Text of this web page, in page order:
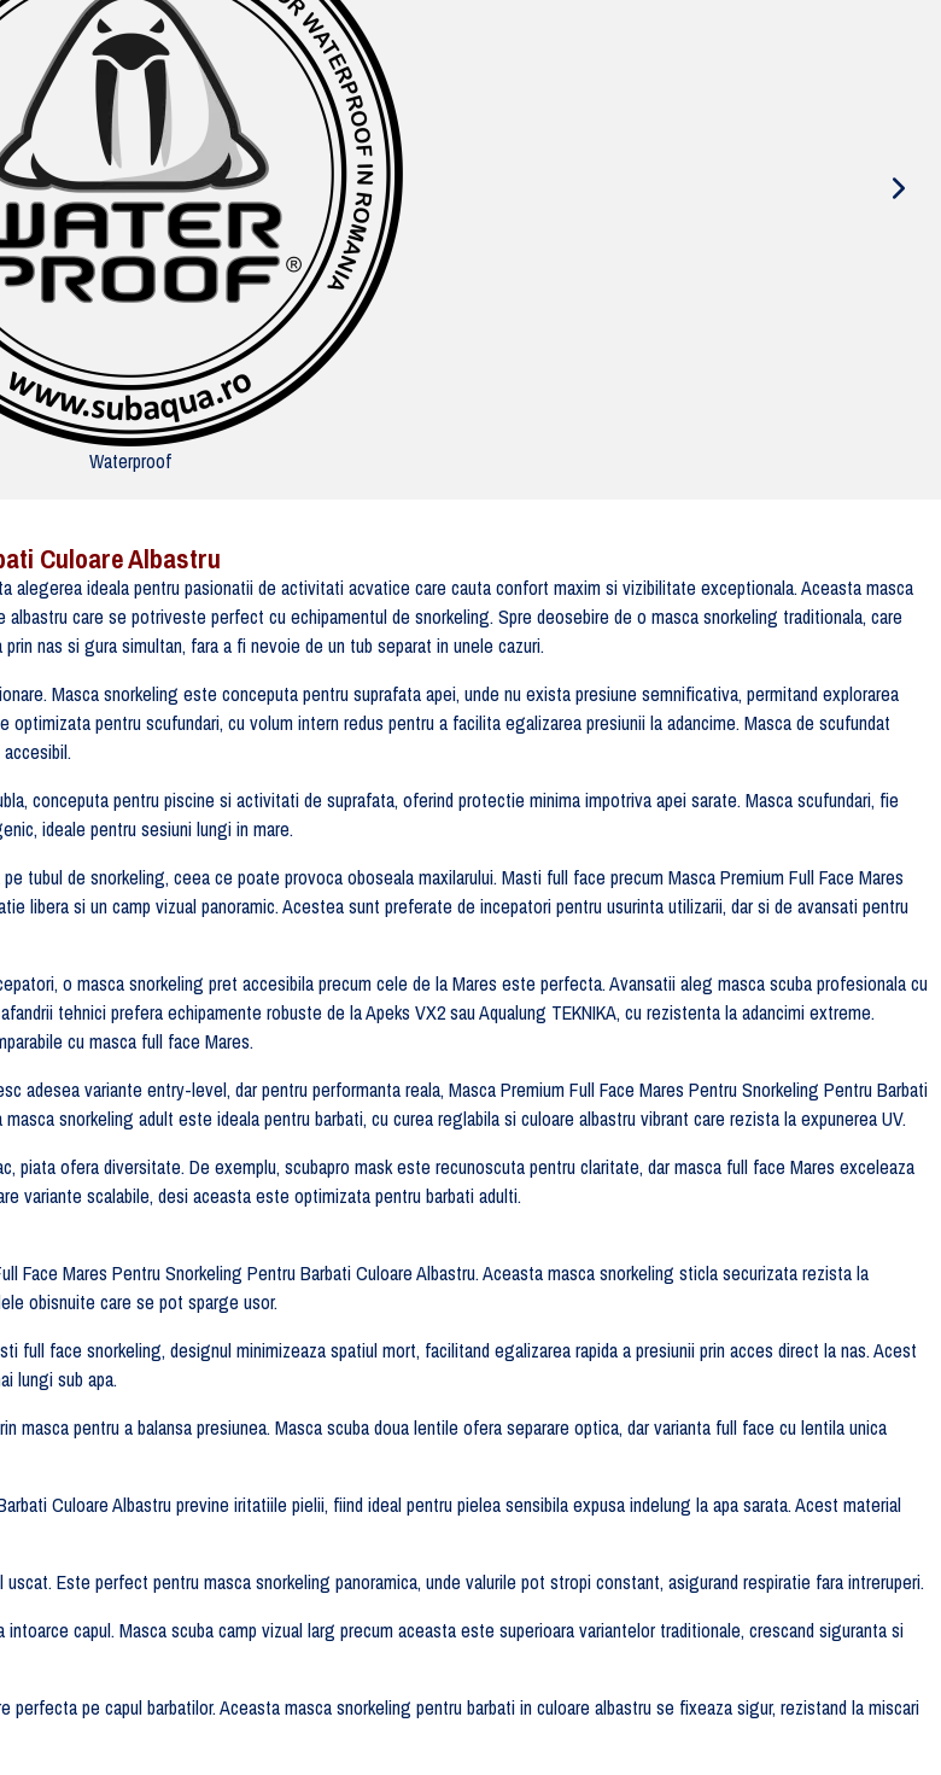
Waterproof
Culoare Albastru
alegerea ideala pentru pasionatii de activitati acvatice care cauta confort maxim si vizibilitate exceptionala. Aceasta masca
care se potriveste perfect cu echipamentul de snorkeling. Spre deosebire de o masca snorkeling traditionala, care
nas si gura simultan, fara a fi nevoie de un tub separat in unele cazuri.
Masca snorkeling este conceputa pentru suprafata apei, unde nu exista presiune semnificativa, permitand explorarea
pentru scufundari, cu volum intern redus pentru a facilita egalizarea presiunii la adancime. Masca de scufundat
conceputa pentru piscine si activitati de suprafata, oferind protectie minima impotriva apei sarate. Masca scufundari, fie
ideale pentru sesiuni lungi in mare.
de snorkeling, ceea ce poate provoca oboseala maxilarului. Masti full face precum Masca Premium Full Face Mares
libera si un camp vizual panoramic. Acestea sunt preferate de incepatori pentru usurinta utilizarii, dar si de avansati pentru
o masca snorkeling pret accesibila precum cele de la Mares este perfecta. Avansatii aleg masca scuba profesionala cu
tehnici prefera echipamente robuste de la Apeks VX2 sau Aqualung TEKNIKA, cu rezistenta la adancimi extreme.
cu masca full face Mares.
adesea variante entry-level, dar pentru performanta reala, Masca Premium Full Face Mares Pentru Snorkeling Pentru Barbati
snorkeling adult este ideala pentru barbati, cu curea reglabila si culoare albastru vibrant care rezista la expunerea UV.
piata ofera diversitate. De exemplu, scubapro mask este recunoscuta pentru claritate, dar masca full face Mares exceleaza
variante scalabile, desi aceasta este optimizata pentru barbati adulti.
Mares Pentru Snorkeling Pentru Barbati Culoare Albastru. Aceasta masca snorkeling sticla securizata rezista la
obisnuite care se pot sparge usor.
full face snorkeling, designul minimizeaza spatiul mort, facilitand egalizarea rapida a presiunii prin acces direct la nas. Acest
lungi sub apa.
pentru a balansa presiunea. Masca scuba doua lentile ofera separare optica, dar varianta full face cu lentila unica
Culoare Albastru previne iritatiile pielii, fiind ideal pentru pielea sensibila expusa indelung la apa sarata. Acest material
Este perfect pentru masca snorkeling panoramica, unde valurile pot stropi constant, asigurand respiratie fara intreruperi.
capul. Masca scuba camp vizual larg precum aceasta este superioara variantelor traditionale, crescand siguranta si
pe capul barbatilor. Aceasta masca snorkeling pentru barbati in culoare albastru se fixeaza sigur, rezistand la miscari